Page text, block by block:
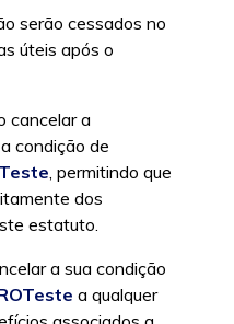
serão cessados no
úteis após o
cancelar a
condição de
, permitindo que
dos
estatuto.
a sua condição
a qualquer